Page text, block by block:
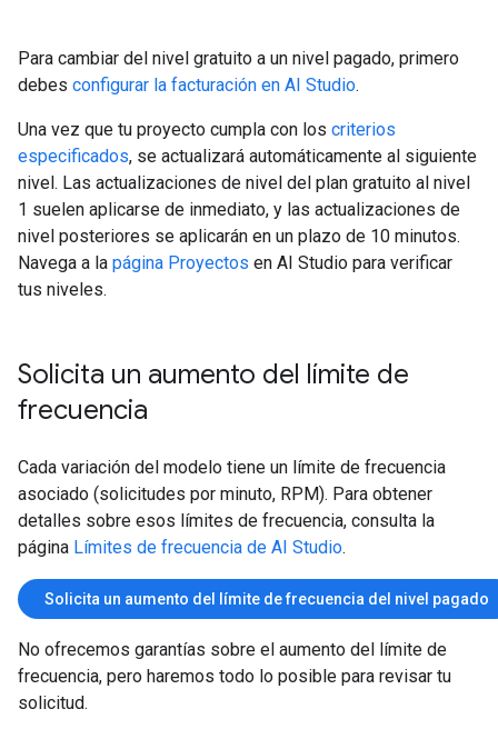
Para cambiar del nivel gratuito a un nivel pagado, primero
debes configurar la facturación en AI Studio.
Una vez que tu proyecto cumpla con los criterios
especificados, se actualizará automáticamente al siguiente
nivel. Las actualizaciones de nivel del plan gratuito al nivel
1 suelen aplicarse de inmediato, y las actualizaciones de
nivel posteriores se aplicarán en un plazo de 10 minutos.
Navega a la página Proyectos en AI Studio para verificar
tus niveles.
Solicita un aumento del límite de
frecuencia
Cada variación del modelo tiene un límite de frecuencia
asociado (solicitudes por minuto, RPM). Para obtener
detalles sobre esos límites de frecuencia, consulta la
página Límites de frecuencia de AI Studio.
Solicita un aumento del límite de frecuencia del nivel pagado
No ofrecemos garantías sobre el aumento del límite de
frecuencia, pero haremos todo lo posible para revisar tu
solicitud.